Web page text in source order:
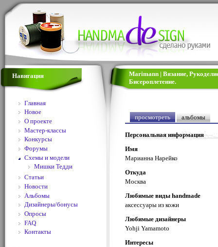
Навигация
Главная
Новое
О проекте
Мастер-классы
Конкурсы
Форумы
Схемы и модели
Мишки Тедди
Статьи
Новости
Альбомы
Дизайнеры/бонусы
Опросы
FAQ
Контакты
Marimann | Вязание,
Бисероплетение.
просмотреть альбомы
Персональная информация
Имя
Марианна Нарейко
Откуда
Москва
Любимые виды handmade
аксессуары из кожи
Любимые дизайнеры
Yohji Yamamoto
Интересы